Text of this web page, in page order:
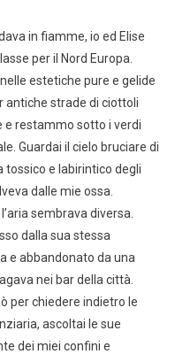
in fiamme, io ed Elise
per il Nord Europa.
estetiche pure e gelide
antiche strade di ciottoli
e restammo sotto i verdi
Guardai il cielo bruciare di
e labirintico degli
dalle mie ossa.
sembrava diversa.
dalla sua stessa
e abbandonato da una
nei bar della città.
per chiedere indietro le
ascoltai le sue
dei miei confini e